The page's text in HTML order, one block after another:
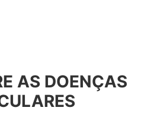
AS DOENÇAS